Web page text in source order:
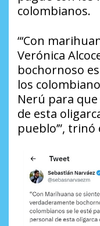
colombianos.
“‘Con
Verónica
bochornoso
los
Nerú para
de esta
pueblo’”,